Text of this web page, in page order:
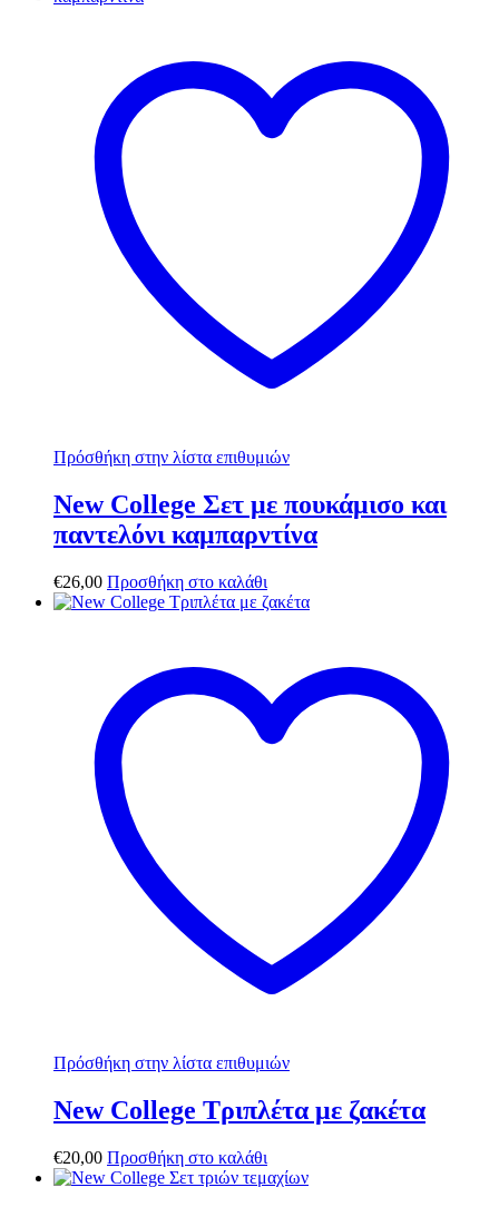
Πρόσθήκη στην λίστα επιθυμιών
New College Σετ με πουκάμισο και
παντελόνι καμπαρντίνα
€26,00 Προσθήκη στο καλάθι
Πρόσθήκη στην λίστα επιθυμιών
New College Τριπλέτα με ζακέτα
€20,00 Προσθήκη στο καλάθι